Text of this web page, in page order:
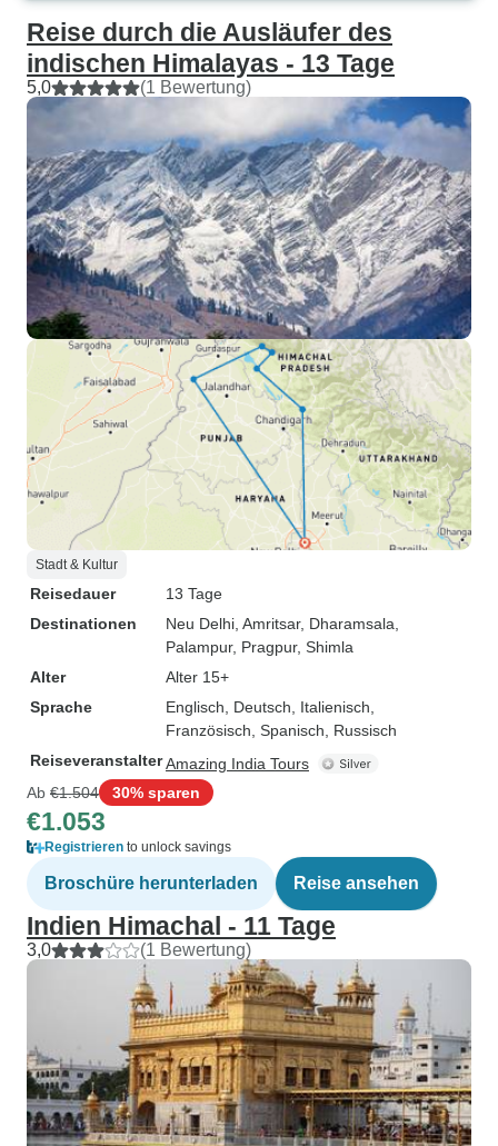
Reise durch die Ausläufer des
indischen Himalayas - 13 Tage
5,0 (1 Bewertung)
Stadt & Kultur
Reisedauer
13 Tage
Destinationen
Neu Delhi , Amritsar, Dharamsala
Palampur, Pragpur, Shimla
Alter
Alter 15+
Sprache
Englisch, Deutsch, Italienisch,
Französisch, Spanisch, Russisch
ReiseveranstalterAmazing India Tours
Ab €1.504 30% sparen
€1.053
Registrieren to unlock savings
Broschüre herunterladen Reise ansehen
Indien Himachal - 11 Tage
3,0 (1 Bewertung)